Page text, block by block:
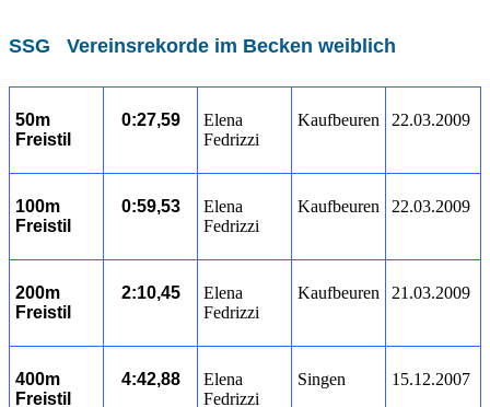
SSG Vereinsrekorde im Becken weiblich
50m
Freistil
0:27,59
Elena
Fedrizzi
Kaufbeuren 22.03.2009
100m
Freistil
0:59,53
Elena
Fedrizzi
Kaufbeuren 22.03.2009
200m
Freistil
2:10,45
Elena
Fedrizzi
Kaufbeuren 21.03.2009
400m
Freistil
4:42,88
Elena
Fedrizzi
Singen 15.12.2007